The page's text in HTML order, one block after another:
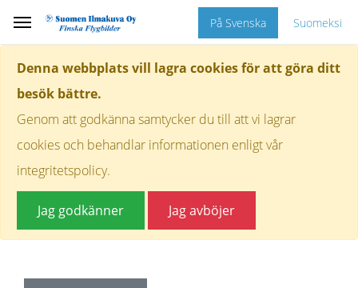
Denna webbplats vill lagra cookies för att göra ditt
besök bättre.
Genom att godkänna samtycker du till att vi lagrar
cookies och behandlar informationen enligt vår
integritetspolicy.
Jag godkänner Jag avböjer
På Svenska Suomeksi